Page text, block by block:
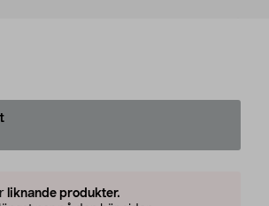
liknande produkter.